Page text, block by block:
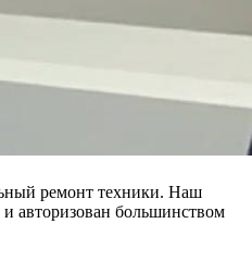
ремонт техники. Наш
и авторизован большинством